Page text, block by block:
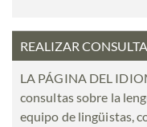
REALIZAR CONSULTA
LA PÁGINA DEL
consultas sobre la
equipo de lingüistas,